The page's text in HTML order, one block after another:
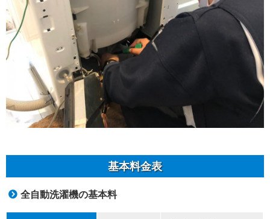
基本料金表
全自動洗濯機の基本料